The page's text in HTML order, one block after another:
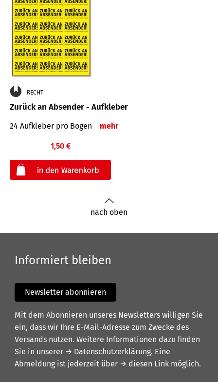
RECHT
Zurück an Absender - Aufkleber
24 Aufkleber pro Bogen mehr
1,50 €
nach oben
Informiert bleiben
Newsletter abonnieren
Mit dem Abonnieren unseres Newsletters willigen Sie
ein, dass wir Ihre E-Mail-Adresse zum Zwecke des
Versands nutzen. Weitere Informationen dazu finden
Sie in unserer → Datenschutzerklärung. Eine
Abmeldung ist jederzeit über → diesen Link möglich.